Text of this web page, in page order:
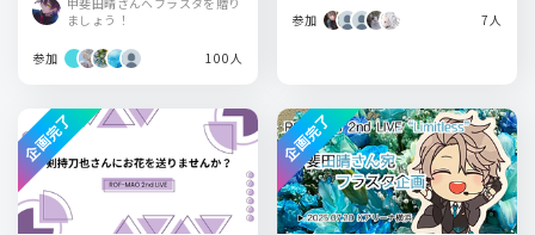
ましょう！
参加 100人
参加 7人
企画完了 企画完了